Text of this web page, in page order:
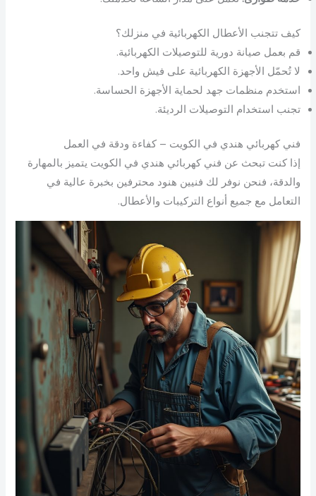
كيف تتجنب الأعطال الكهربائية في منزلك؟
قم بعمل صيانة دورية للتوصيلات الكهربائية.
لا تُحمّل الأجهزة الكهربائية على فيش واحد.
استخدم منظمات جهد لحماية الأجهزة الحساسة.
تجنب استخدام التوصيلات الرديئة.
فني كهربائي هندي في الكويت – كفاءة ودقة في العمل
إذا كنت تبحث عن فني كهربائي هندي في الكويت يتميز بالمهارة
والدقة، فنحن نوفر لك فنيين هنود محترفين بخبرة عالية في
التعامل مع جميع أنواع التركيبات والأعطال.